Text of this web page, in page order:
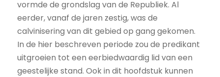
vormde de grondslag van de Republiek. Al
eerder, vanaf de jaren zestig, was de
calvinisering van dit gebied op gang gekomen.
In de hier beschreven periode zou de predikant
uitgroeien tot een eerbiedwaardig lid van een
geestelijke stand. Ook in dit hoofdstuk kunnen